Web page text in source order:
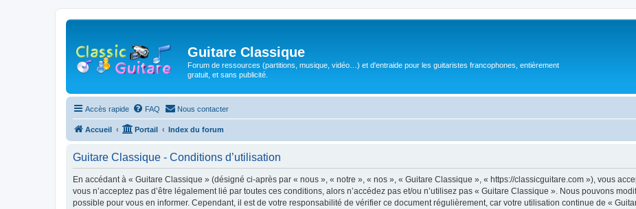
Guitare Classique
Forum de ressources (partitions, musique, vidéo…) et d'entraide pour les guitaristes francophones, entièrement
gratuit, et sans publicité.
Accès rapide FAQ Nous contacter
Accueil Portail Index du forum
Guitare Classique - Conditions d’utilisation
En accédant à « Guitare Classique » (désigné ci-après par « nous », « notre », « nos », « Guitare Classique », « https://classicguitare.com »), vous
vous n’acceptez pas d’être légalement lié par toutes ces conditions, alors n’accédez pas et/ou n’utilisez pas « Guitare Classique ». Nous pouvons
possible pour vous en informer. Cependant, il est de votre responsabilité de vérifier ce document régulièrement, car votre utilisation continue de «